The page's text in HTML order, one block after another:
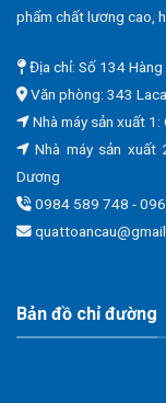
phẩm chất lương cao,
Địa chỉ: Số 134 Hàng
Văn phòng: 343
Nhà máy sản xuất
Nhà máy sản xuất
Dương
0984 589 748 -
Bản đồ chỉ đường